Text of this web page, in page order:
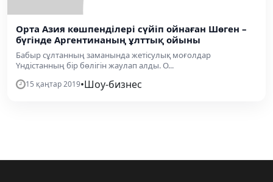
Орта Азия көшпенділері сүйіп ойнаған Шөген –
бүгінде Аргентинаның ұлттық ойыны
Бабыр сұлтанның заманында жетісулық моғолдар
Үндістанның бір бөлігін жаулап алды. О...
15 қаңтар 2019•Шоу-бизнес